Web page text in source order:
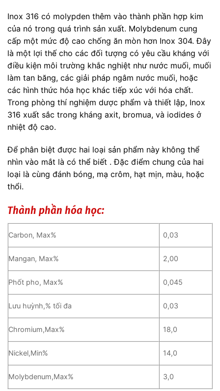
Inox 316 có molypden thêm vào thành phần hợp kim
của nó trong quá trình sản xuất. Molybdenum cung
cấp một mức độ cao chống ăn mòn hơn Inox 304. Đây
là một lợi thế cho các đối tượng có yêu cầu kháng với
điều kiện môi trường khắc nghiệt như nước muối, muối
làm tan băng, các giải pháp ngâm nước muối, hoặc
các hình thức hóa học khác tiếp xúc với hóa chất.
Trong phòng thí nghiệm dược phẩm và thiết lập, Inox
316 xuất sắc trong kháng axit, bromua, và iodides ở
nhiệt độ cao.
Để phân biệt được hai loại sản phẩm này không thể
nhìn vào mắt là có thể biết . Đặc điểm chung của hai
loại là cùng đánh bóng, mạ crôm, hạt mịn, màu, hoặc
thổi.
Thành phần hóa học:
Carbon, Max% 0,03
Mangan, Max% 2,00
Phốt pho, Max% 0,045
Lưu huỳnh,% tối đa 0,03
Chromium,Max% 18,0
Nickel,Min% 14,0
Molybdenum,Max% 3,0